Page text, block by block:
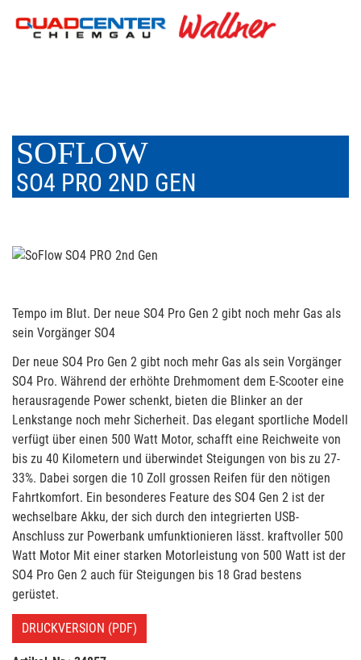
SOFLOW
SO4 PRO 2ND GEN
Tempo im Blut. Der neue SO4 Pro Gen 2 gibt noch mehr Gas als
sein Vorgänger SO4
Der neue SO4 Pro Gen 2 gibt noch mehr Gas als sein Vorgänger
SO4 Pro. Während der erhöhte Drehmoment dem E-Scooter eine
herausragende Power schenkt, bieten die Blinker an der
Lenkstange noch mehr Sicherheit. Das elegant sportliche Modell
verfügt über einen 500 Watt Motor, schafft eine Reichweite von
bis zu 40 Kilometern und überwindet Steigungen von bis zu 27-
33%. Dabei sorgen die 10 Zoll grossen Reifen für den nötigen
Fahrtkomfort. Ein besonderes Feature des SO4 Gen 2 ist der
wechselbare Akku, der sich durch den integrierten USB-
Anschluss zur Powerbank umfunktionieren lässt. kraftvoller 500
Watt Motor Mit einer starken Motorleistung von 500 Watt ist der
SO4 Pro Gen 2 auch für Steigungen bis 18 Grad bestens
gerüstet.
DRUCKVERSION (PDF)